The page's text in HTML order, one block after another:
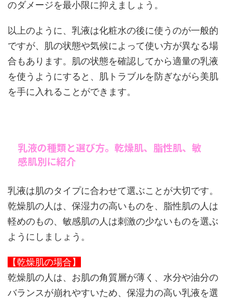
のダメージを最小限に抑えましょう。
以上のように、乳液は化粧水の後に使うのが一般的
ですが、肌の状態や気候によって使い方が異なる場
合もあります。肌の状態を確認してから適量の乳液
を使うようにすると、肌トラブルを防ぎながら美肌
を手に入れることができます。
乳液の種類と選び方。乾燥肌、脂性肌、敏
感肌別に紹介
乳液は肌のタイプに合わせて選ぶことが大切です。
乾燥肌の人は、保湿力の高いものを、脂性肌の人は
軽めのもの、敏感肌の人は刺激の少ないものを選ぶ
ようにしましょう。
【乾燥肌の場合】
乾燥肌の人は、お肌の角質層が薄く、水分や油分の
バランスが崩れやすいため、保湿力の高い乳液を選